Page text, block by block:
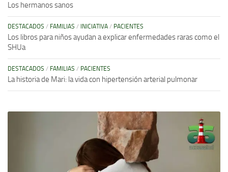
Los hermanos sanos
DESTACADOS / FAMILIAS / INICIATIVA / PACIENTES
Los libros para niños ayudan a explicar enfermedades raras como el
SHUa
DESTACADOS / FAMILIAS / PACIENTES
La historia de Mari: la vida con hipertensión arterial pulmonar